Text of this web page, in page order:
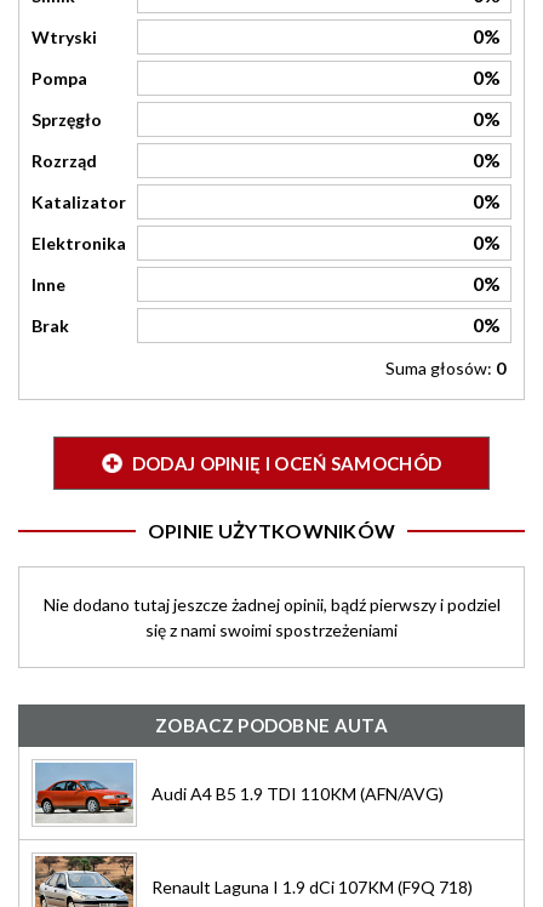
Wtryski 0%
Pompa 0%
Sprzęgło 0%
Rozrząd 0%
Katalizator 0%
Elektronika 0%
Inne 0%
Brak 0%
Suma głosów: 0
DODAJ OPINIĘ I OCEŃ SAMOCHÓD
OPINIE UŻYTKOWNIKÓW
Nie dodano tutaj jeszcze żadnej opinii, bądź pierwszy i podziel
się z nami swoimi spostrzeżeniami
ZOBACZ PODOBNE AUTA
Audi A4 B5 1.9 TDI 110KM (AFN/AVG)
Renault Laguna I 1.9 dCi 107KM (F9Q 718)